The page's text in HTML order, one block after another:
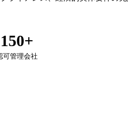
150+
可管理会社